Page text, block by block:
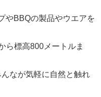
やBBQの製品やウエアを
ら標高800メートルま
なが気軽に自然と触れ